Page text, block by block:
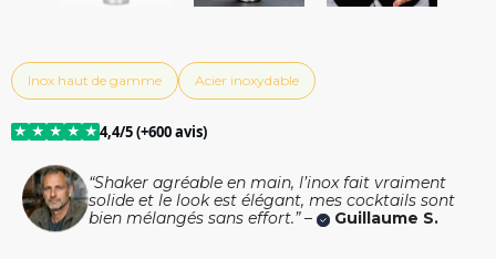
Inox haut de gamme Acier inoxydable
★ ★ ★ ★ ★4,4/5 (+600 avis)
“Shaker agréable en main, l’inox fait vraiment
solide et le look est élégant, mes cocktails sont
bien mélangés sans effort.” –
Guillaume S.